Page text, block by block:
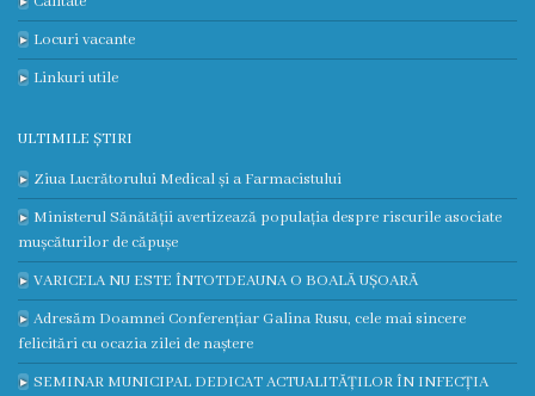
Locuri vacante
Linkuri utile
ULTIMILE ȘTIRI
Ziua Lucrătorului Medical și a Farmacistului
Ministerul Sănătății avertizează populația despre riscurile asociate
mușcăturilor de căpușe
VARICELA NU ESTE ÎNTOTDEAUNA O BOALĂ UȘOARĂ
Adresăm Doamnei Conferențiar Galina Rusu, cele mai sincere
felicitări cu ocazia zilei de naștere
SEMINAR MUNICIPAL DEDICAT ACTUALITĂȚILOR ÎN INFECȚIA